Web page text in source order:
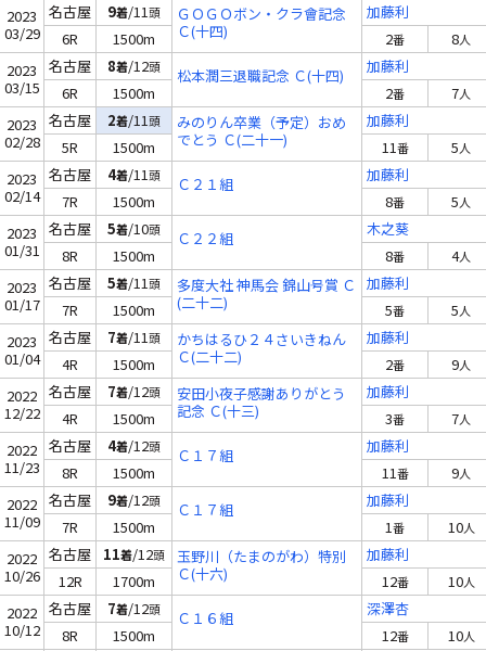
2023
03/29
名古屋 9着/11頭
ＧＯＧＯボン・クラ會記念
Ｃ(十四)
加藤利
6R
1500m 2番 8人
2023
03/15
名古屋 8着/12頭 松本潤三退職記念 Ｃ(十四)
加藤利
6R
1500m 2番 7人
2023
02/28
名古屋 2着/11頭
みのりん卒業（予定）おめ
でとう Ｃ(二十一)
加藤利
5R
1500m 11番 5人
2023
02/14
名古屋 4着/11頭 Ｃ２１組
加藤利
7R
1500m 8番 5人
2023
01/31
名古屋 5着/10頭 Ｃ２２組
木之葵
8R
1500m 8番 4人
2023
01/17
名古屋 5着/11頭
多度大社 神馬会 錦山号賞 Ｃ
(二十二)
加藤利
7R
1500m 5番 5人
2023
01/04
名古屋 7着/11頭
かちはるひ２４さいきねん
Ｃ(二十二)
加藤利
4R
1500m 2番 9人
2022
12/22
名古屋 7着/12頭
安田小夜子感謝ありがとう
記念 Ｃ(十三)
加藤利
4R
1500m 3番 7人
2022
11/23
名古屋 4着/12頭 Ｃ１７組
加藤利
8R
1500m 11番 9人
2022
11/09
名古屋 9着/12頭 Ｃ１７組
加藤利
7R
1500m 1番 10人
2022
10/26
名古屋 11着/12頭
玉野川（たまのがわ）特別
Ｃ(十六)
加藤利
12R
1700m 12番 10人
2022
10/12
名古屋 7着/12頭 Ｃ１６組
深澤杏
8R
1500m 12番 10人